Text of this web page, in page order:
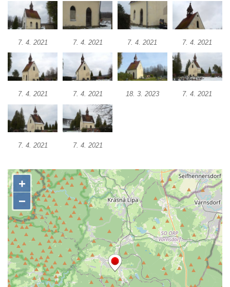
Herodesa
Křížová cesta Římov – XV. kaple – Malý
Pilát
Křížová cesta Římov – XIV. kaple – U
Kaifáše (U Děvečky)
Křížová cesta Římov – XII. kaple – Vodní
brána
Křížová cesta Římov – XI. kaple – Ježíš
Křížová cesta Římov – X. kaple – U
Cedronu
Křížová cesta Římov – IX. kaple – U
chromého žida
Křížová cesta Římov – VIII. kaple – Kristus
svázán a ze zahrady vyhnán
Křížová cesta Římov – VII. kaple – Políbení
Jidášovo
7. 4. 2021 7. 4. 2021 7. 4. 2021 7. 4. 2021
7. 4. 2021 7. 4. 2021 18. 3. 2023 7. 4. 2021
7. 4. 2021 7. 4. 2021